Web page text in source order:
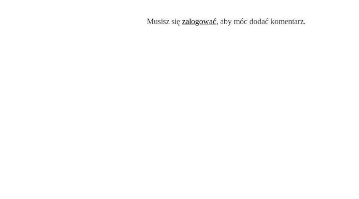
Musisz się zalogować, aby móc dodać komentarz.